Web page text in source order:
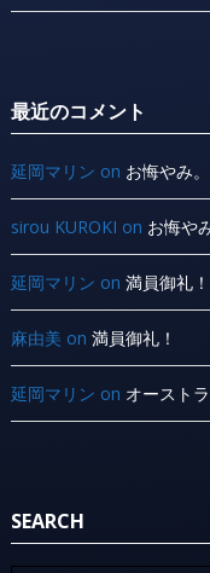
最近のコメント
延岡マリン on お悔やみ。
sirou KUROKI on お悔や
延岡マリン on 満員御礼！
麻由美 on 満員御礼！
延岡マリン on オースト
SEARCH